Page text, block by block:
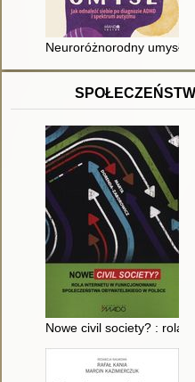
Neuroróżnorodny umysł
Nowe civil society? : rola